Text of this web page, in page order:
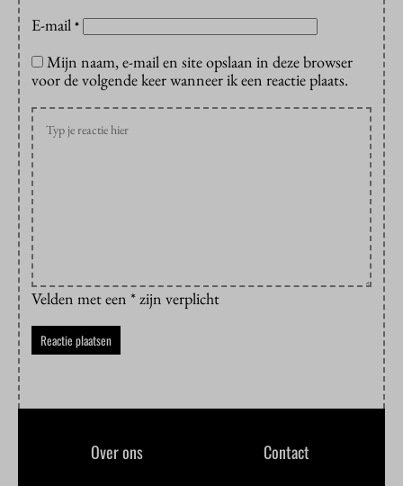
E-mail *
Mijn naam, e-mail en site opslaan in deze browser
voor de volgende keer wanneer ik een reactie plaats.
Velden met een * zijn verplicht
Over ons Contact